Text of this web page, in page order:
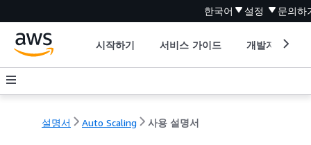
한국어 설정 문의하
시작하기 서비스 가이드 개발자 도구
설명서 Auto Scaling 사용 설명서